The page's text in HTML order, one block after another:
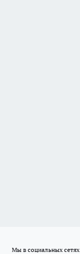
Мы в социальных сетях